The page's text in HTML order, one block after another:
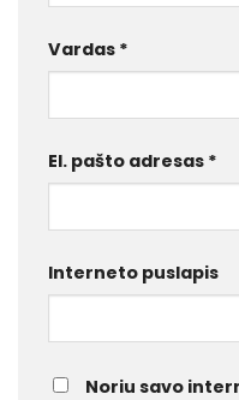
Vardas *
El. pašto adresas *
Interneto puslapis
Noriu savo